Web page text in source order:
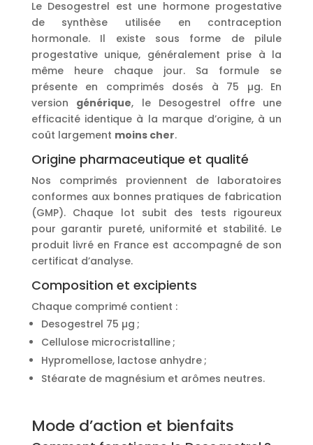
Le Desogestrel est une hormone progestative
de synthèse utilisée en contraception
hormonale. Il existe sous forme de pilule
progestative unique, généralement prise à la
même heure chaque jour. Sa formule se
présente en comprimés dosés à 75 µg. En
version générique, le Desogestrel offre une
efficacité identique à la marque d’origine, à un
coût largement moins cher.
Origine pharmaceutique et qualité
Nos comprimés proviennent de laboratoires
conformes aux bonnes pratiques de fabrication
(GMP). Chaque lot subit des tests rigoureux
pour garantir pureté, uniformité et stabilité. Le
produit livré en France est accompagné de son
certificat d’analyse.
Composition et excipients
Chaque comprimé contient :
Desogestrel 75 µg ;
Cellulose microcristalline ;
Hypromellose, lactose anhydre ;
Stéarate de magnésium et arômes neutres.
Mode d’action et bienfaits